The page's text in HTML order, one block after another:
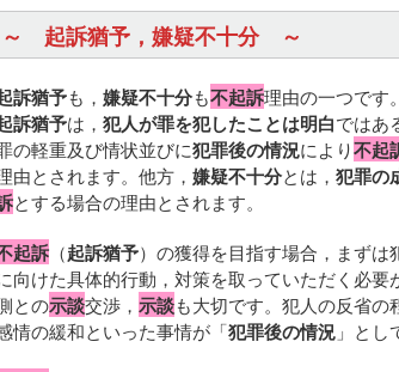
～ 起訴猶予，嫌疑不十分 ～
訴猶予も， 嫌疑不十分も不起訴理由の一つです。
訴猶予は， 犯人が罪を犯したことは明白ではあ
の軽重及び情状並びに犯罪後の情況により不起
由とされます。他方， 嫌疑不十分とは， 犯罪の
とする場合の理由とされます。
起訴 （起訴猶予）の獲得を目指す場合，まず
向けた具体的行動，対策を取っていただく必
との示談交渉， 示談も大切です。犯人の反省の
情の緩和といった事情が「犯罪後の情況 」とし